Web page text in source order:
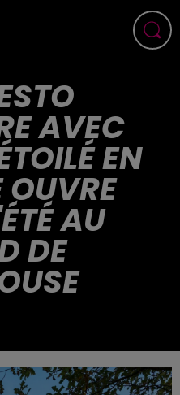
AVEC
EN
AU
DE